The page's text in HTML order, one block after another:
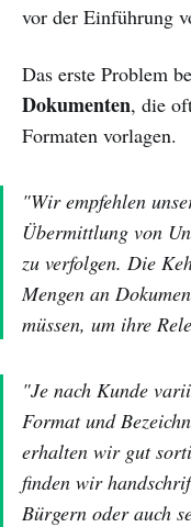
vor der Einführung
Das erste Problem
Dokumenten, die
Formaten vorlagen.
"Wir empfehlen
Übermittlung von
zu verfolgen. Die
Mengen an
müssen, um ihre
"Je nach Kunde
Format und
erhalten wir gut
finden wir
Bürgern oder auch